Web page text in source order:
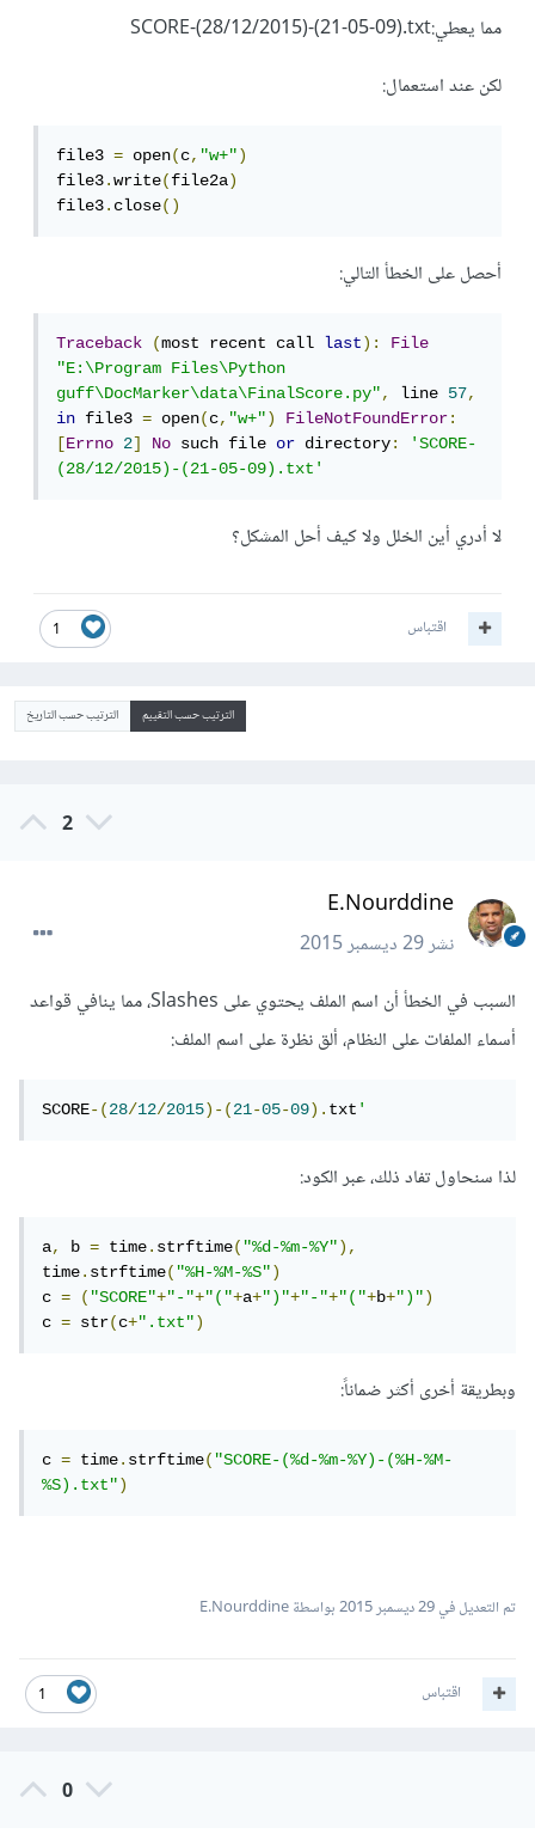
مما يعطي:SCORE-(28/12/2015)-(21-05-09).txt
لكن عند استعمال:
file3 = open(c,"w+")
file3.write(file2a)
file3.close()
أحصل على الخطأ التالي:
Traceback (most recent call last):
File
"E:\Program Files\Python
guff\DocMarker\data\FinalScore.py", line 57,
in file3 = open(c,"w+") FileNotFoundError:
[Errno 2] No such file or directory:
'SCORE-
(28/12/2015)-(21-05-09).txt'
لا أدري أين الخلل ولا كيف أحل المشكل؟
1 اقتباس
الترتيب حسب التقييم الترتيب حسب التاريخ
2
E.Nourddine
نشر29 ديسمبر 2015
السبب في الخطأ أن اسم الملف يحتوي على Slashes، مما ينافي قواعد
أسماء الملفات على النظام، ألق نظرة على اسم الملف:
SCORE-(28/12/2015)-(21-05-09).txt'
لذا سنحاول تفاد ذلك، عبر الكود:
a, b = time.strftime("%d-%m-%Y"),
time.strftime("%H-%M-%S")
c = ("SCORE"+"-"+"("+a+")"+"-"+"("+b+")")
c = str(c+".txt")
وبطريقة أخرى أكثر ضماناً:
c = time.strftime("SCORE-(%d-%m-%Y)-(%H-%M-
%S).txt")
تم التعديل في29 ديسمبر 2015 بواسطة E.Nourddine
1 اقتباس
0